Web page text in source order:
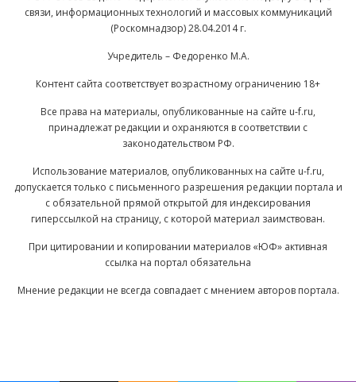
связи, информационных технологий и массовых коммуникаций
(Роскомнадзор) 28.04.2014 г.
Учредитель – Федоренко М.А.
Контент сайта соответствует возрастному ограничению 18+
Все права на материалы, опубликованные на сайте u-f.ru,
принадлежат редакции и охраняются в соответствии с
законодательством РФ.
Использование материалов, опубликованных на сайте u-f.ru,
допускается только с письменного разрешения редакции портала и
с обязательной прямой открытой для индексирования
гиперссылкой на страницу, с которой материал заимствован.
При цитировании и копировании материалов «ЮФ» активная
ссылка на портал обязательна
Мнение редакции не всегда совпадает с мнением авторов портала.